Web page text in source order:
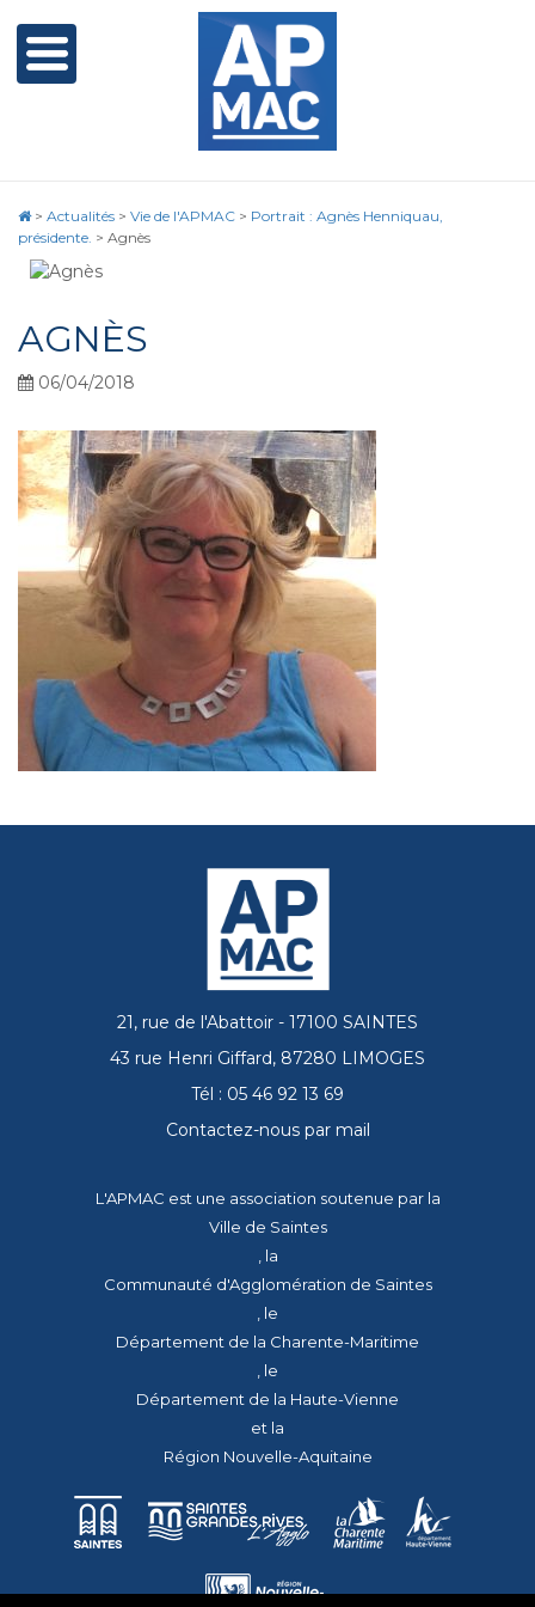
> Actualités > Vie de l'APMAC > Portrait : Agnès Henniquau,
présidente. > Agnès
AGNÈS
06/04/2018
21, rue de l'Abattoir - 17100 SAINTES
43 rue Henri Giffard, 87280 LIMOGES
Tél : 05 46 92 13 69
Contactez-nous par mail
L'APMAC est une association soutenue par la
Ville de Saintes
, la
Communauté d'Agglomération de Saintes
, le
Département de la Charente-Maritime
, le
Département de la Haute-Vienne
et la
Région Nouvelle-Aquitaine